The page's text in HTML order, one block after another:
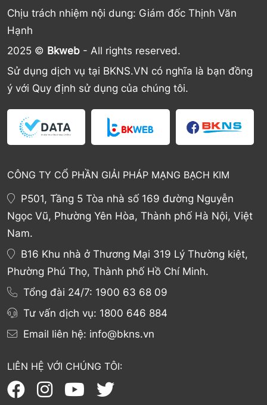
Chịu trách nhiệm nội dung: Giám đốc Thịnh Văn
Hạnh
2025 © Bkweb - All rights reserved.
Sử dụng dịch vụ tại BKNS.VN có nghĩa là bạn đồng
ý với Quy định sử dụng của chúng tôi.
CÔNG TY CỔ PHẦN GIẢI PHÁP MẠNG BẠCH KIM
P501, Tầng 5 Tòa nhà số 169 đường Nguyễn
Ngọc Vũ, Phường Yên Hòa, Thành phố Hà Nội, Việt
Nam.
B16 Khu nhà ở Thương Mại 319 Lý Thường kiệt,
Phường Phú Thọ, Thành phố Hồ Chí Minh.
Tổng đài 24/7: 1900 63 68 09
Tư vấn dịch vụ: 1800 646 884
Email liên hệ: info@bkns.vn
LIÊN HỆ VỚI CHÚNG TÔI: